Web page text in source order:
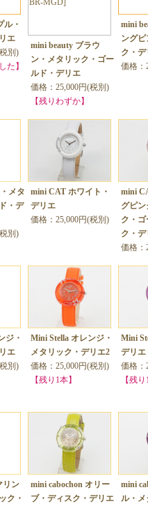
ル・
エ
別)
た】
mini beauty ブラウ
ン・メタリック・ゴー
ルド・デリエ
価格：25,000円(税別)
【残りわずか】
mini
ング
ク・デ
価格：
メタ
・デ
別)
mini CAT ホワイト・
デリエ
価格：25,000円(税別)
mini
グピ
ク・
ク・デ
価格：
ジ・
エ
別)
Mini Stella オレンジ・
メタリック・デリエ2
価格：25,000円(税別)
【残り1本】
Mini
デリエ
価格：
【残り
リン
ク・
mini cabochon オリー
ブ・ディスク・デリエ
mini
ル・メ